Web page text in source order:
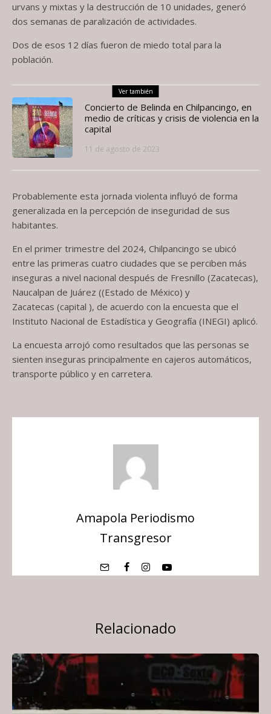
urvans y mixtas y la destrucción de 10 unidades, generó
dos semanas de paralización de actividades.
Dos de esos 12 días fueron de miedo total para la
población.
Ver también
Concierto de Belinda en Chilpancingo, en
medio de críticas y crisis de violencia en la
capital
11 de agosto de 2023
Probablemente esta jornada violenta influyó de forma
generalizada en la percepción de inseguridad de sus
habitantes.
En el primer trimestre del 2024, Chilpancingo se ubicó
entre las primeras cuatro ciudades que se perciben más
inseguras a nivel nacional después de Fresnillo (Zacatecas),
Naucalpan de Juárez ((Estado de México) y
Zacatecas (capital ), de acuerdo con la encuesta que el
Instituto Nacional de Estadística y Geografía (INEGI) aplicó.
La encuesta arrojó como resultados que las personas se
sienten inseguras principalmente en cajeros automáticos,
transporte público y en carretera.
Amapola Periodismo
Transgresor
Relacionado